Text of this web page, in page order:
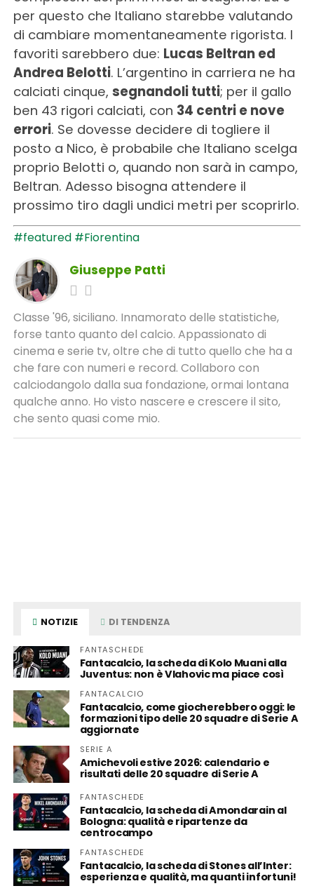
per questo che Italiano starebbe valutando
di cambiare momentaneamente rigorista. I
favoriti sarebbero due: Lucas Beltran ed
Andrea Belotti. L’argentino in carriera ne ha
calciati cinque, segnandoli tutti; per il gallo
ben 43 rigori calciati, con 34 centri e nove
errori. Se dovesse decidere di togliere il
posto a Nico, è probabile che Italiano scelga
proprio Belotti o, quando non sarà in campo,
Beltran. Adesso bisogna attendere il
prossimo tiro dagli undici metri per scoprirlo.
#featured #Fiorentina
Giuseppe Patti
Classe '96, siciliano. Innamorato delle statistiche,
forse tanto quanto del calcio. Appassionato di
cinema e serie tv, oltre che di tutto quello che ha a
che fare con numeri e record. Collaboro con
calciodangolo dalla sua fondazione, ormai lontana
qualche anno. Ho visto nascere e crescere il sito,
che sento quasi come mio.
NOTIZIE DI TENDENZA
FANTASCHEDE
Fantacalcio, la scheda di Kolo Muani alla
Juventus: non è Vlahovic ma piace così
FANTACALCIO
Fantacalcio, come giocherebbero oggi: le
formazioni tipo delle 20 squadre di Serie A
aggiornate
SERIE A
Amichevoli estive 2026: calendario e
risultati delle 20 squadre di Serie A
FANTASCHEDE
Fantacalcio, la scheda di Amondarain al
Bologna: qualità e ripartenze da
centrocampo
FANTASCHEDE
Fantacalcio, la scheda di Stones all’Inter:
esperienza e qualità, ma quanti infortuni!